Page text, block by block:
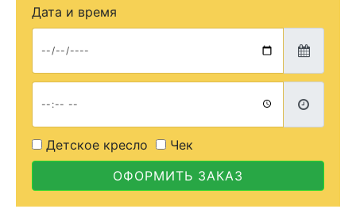
Дата и время
Детское кресло
Чек
ОФОРМИТЬ ЗАКАЗ